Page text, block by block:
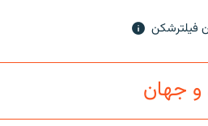
فیلترشکن
و جهان